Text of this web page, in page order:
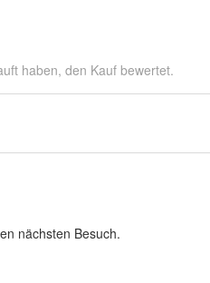
haben, den Kauf bewertet.
nächsten Besuch.